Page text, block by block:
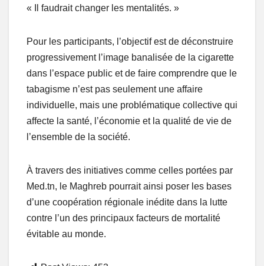
« Il faudrait changer les mentalités. »
Pour les participants, l’objectif est de déconstruire
progressivement l’image banalisée de la cigarette
dans l’espace public et de faire comprendre que le
tabagisme n’est pas seulement une affaire
individuelle, mais une problématique collective qui
affecte la santé, l’économie et la qualité de vie de
l’ensemble de la société.
À travers des initiatives comme celles portées par
Med.tn, le Maghreb pourrait ainsi poser les bases
d’une coopération régionale inédite dans la lutte
contre l’un des principaux facteurs de mortalité
évitable au monde.